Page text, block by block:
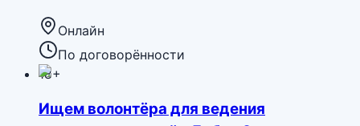
Онлайн
По договорённости
18+
Ищем волонтёра для ведения